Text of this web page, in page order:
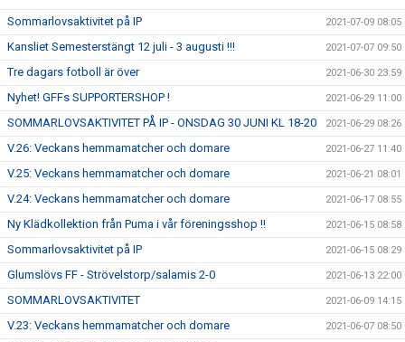
Sommarlovsaktivitet på IP 2021-07-09 08:05
Kansliet Semesterstängt 12 juli - 3 augusti !!! 2021-07-07 09:50
Tre dagars fotboll är över 2021-06-30 23:59
Nyhet! GFFs SUPPORTERSHOP ! 2021-06-29 11:00
SOMMARLOVSAKTIVITET PÅ IP - ONSDAG 30 JUNI KL 18-20 2021-06-29 08:26
V.26: Veckans hemmamatcher och domare 2021-06-27 11:40
V.25: Veckans hemmamatcher och domare 2021-06-21 08:01
V.24: Veckans hemmamatcher och domare 2021-06-17 08:55
Ny Klädkollektion från Puma i vår föreningsshop !! 2021-06-15 08:58
Sommarlovsaktivitet på IP 2021-06-15 08:29
Glumslövs FF - Strövelstorp/salamis 2-0 2021-06-13 22:00
SOMMARLOVSAKTIVITET 2021-06-09 14:15
V.23: Veckans hemmamatcher och domare 2021-06-07 08:50